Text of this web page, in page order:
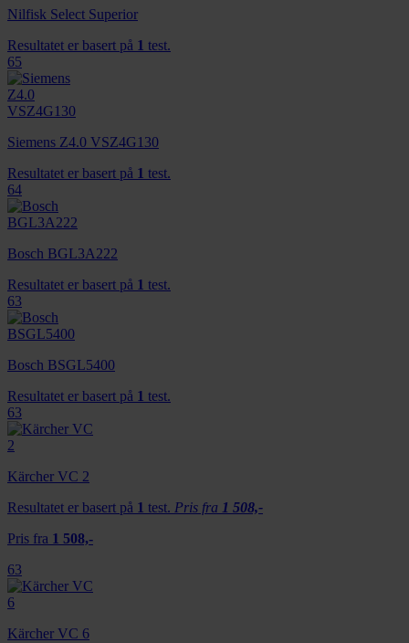
Nilfisk Select Superior
Resultatet er basert på 1 test.
65
Siemens Z4.0 VSZ4G130
Resultatet er basert på 1 test.
64
Bosch BGL3A222
Resultatet er basert på 1 test.
63
Bosch BSGL5400
Resultatet er basert på 1 test.
63
Kärcher VC 2
Resultatet er basert på 1 test. Pris fra 1 508,-
Pris fra 1 508,-
63
Kärcher VC 6